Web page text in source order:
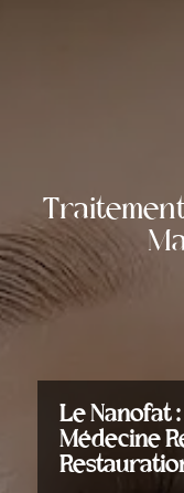
Le Nanofat
Médecine